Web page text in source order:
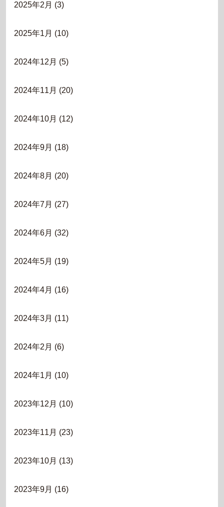
2025年2月 (3)
2025年1月 (10)
2024年12月 (5)
2024年11月 (20)
2024年10月 (12)
2024年9月 (18)
2024年8月 (20)
2024年7月 (27)
2024年6月 (32)
2024年5月 (19)
2024年4月 (16)
2024年3月 (11)
2024年2月 (6)
2024年1月 (10)
2023年12月 (10)
2023年11月 (23)
2023年10月 (13)
2023年9月 (16)